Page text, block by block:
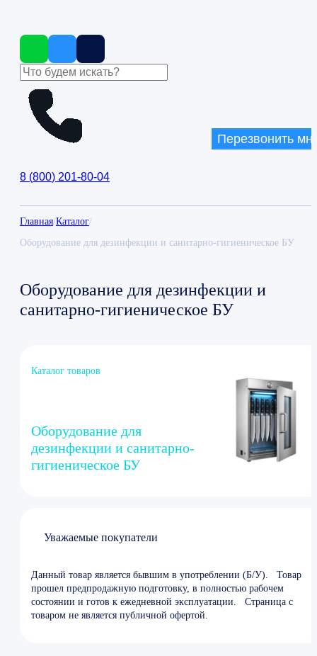
8 (800) 201-80-04
Перезвонить
Главная/Каталог/
Оборудование для дезинфекции и санитарно-гигиеническое БУ
Оборудование для дезинфекции и
санитарно-гигиеническое БУ
Каталог товаров
Оборудование для
дезинфекции и санитарно-
гигиеническое БУ
Уважаемые покупатели
Данный товар является бывшим в употреблении (Б/У).
Товар
прошел предпродажную подготовку, в полностью рабочем
состоянии и готов к ежедневной эксплуатации.
Страница с
товаром не является публичной офертой.